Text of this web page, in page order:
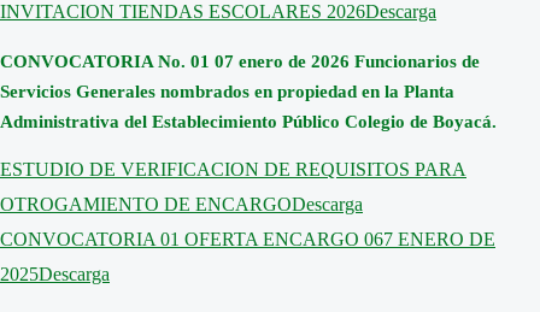
INVITACION TIENDAS ESCOLARES 2026Descarga
CONVOCATORIA No. 01 07 enero de 2026 Funcionarios de
Servicios Generales nombrados en propiedad en la Planta
Administrativa del Establecimiento Público Colegio de Boyacá.
ESTUDIO DE VERIFICACION DE REQUISITOS PARA
OTROGAMIENTO DE ENCARGODescarga
CONVOCATORIA 01 OFERTA ENCARGO 067 ENERO DE
2025Descarga